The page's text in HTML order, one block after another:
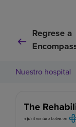
Regrese a
Nuestro hospital